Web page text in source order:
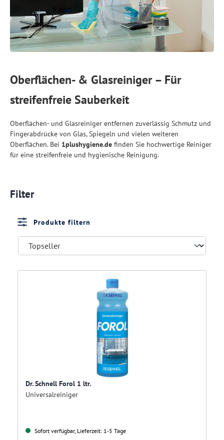
Oberflächen- & Glasreiniger – Für
streifenfreie Sauberkeit
Oberflächen- und Glasreiniger entfernen zuverlässig Schmutz und
Fingerabdrücke von Glas, Spiegeln und vielen weiteren
Oberflächen. Bei 1plushygiene.de finden Sie hochwertige Reiniger
für eine streifenfreie und hygienische Reinigung.
Filter
Produkte filtern
Dr. Schnell Forol 1 ltr.
Universalreiniger
Sofort verfügbar, Lieferzeit: 1-5 Tage